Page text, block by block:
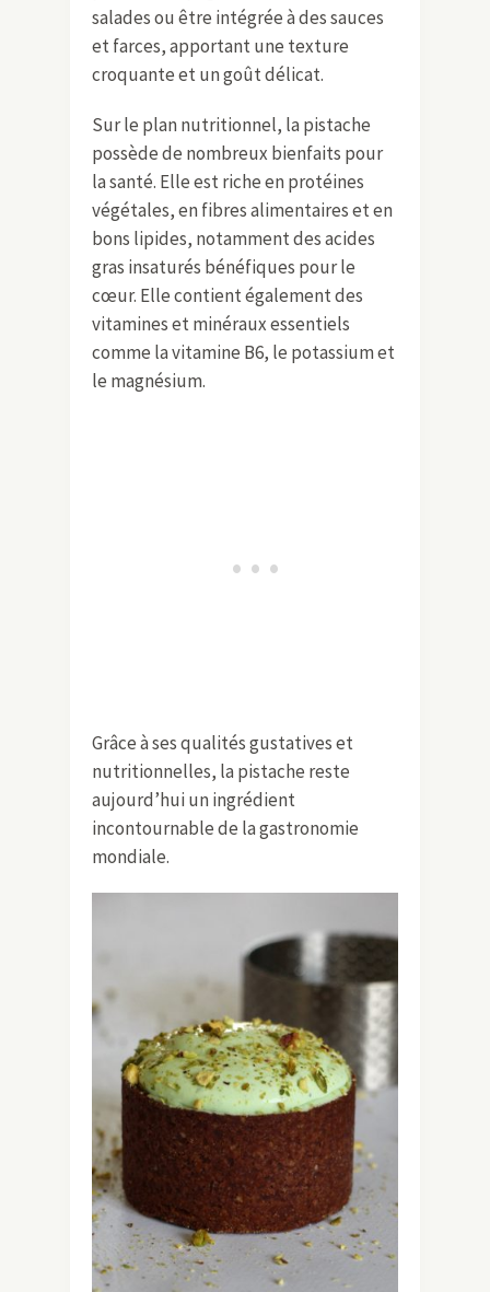
salades ou être intégrée à des sauces
et farces, apportant une texture
croquante et un goût délicat.
Sur le plan nutritionnel, la pistache
possède de nombreux bienfaits pour
la santé. Elle est riche en protéines
végétales, en fibres alimentaires et en
bons lipides, notamment des acides
gras insaturés bénéfiques pour le
cœur. Elle contient également des
vitamines et minéraux essentiels
comme la vitamine B6, le potassium et
le magnésium.
Grâce à ses qualités gustatives et
nutritionnelles, la pistache reste
aujourd’hui un ingrédient
incontournable de la gastronomie
mondiale.